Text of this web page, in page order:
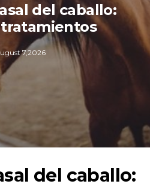
del caballo:
tratamientos
7,2026
del caballo: